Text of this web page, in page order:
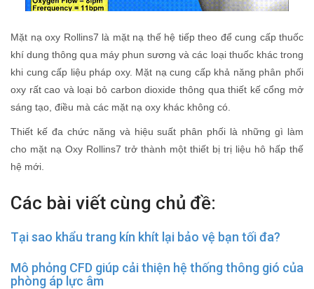
Mặt nạ oxy Rollins7 là mặt nạ thế hệ tiếp theo để cung cấp thuốc
khí dung thông qua máy phun sương và các loại thuốc khác trong
khi cung cấp liệu pháp oxy. Mặt nạ cung cấp khả năng phân phối
oxy rất cao và loại bỏ carbon dioxide thông qua thiết kế cổng mở
sáng tạo, điều mà các mặt nạ oxy khác không có.
Thiết kế đa chức năng và hiệu suất phân phối là những gì làm
cho mặt nạ Oxy Rollins7 trở thành một thiết bị trị liệu hô hấp thế
hệ mới.
Các bài viết cùng chủ đề:
Tại sao khẩu trang kín khít lại bảo vệ bạn tối đa?
Mô phỏng CFD giúp cải thiện hệ thống thông gió của
phòng áp lực âm